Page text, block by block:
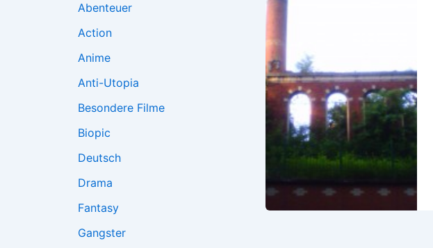
Abenteuer
Action
Anime
Anti-Utopia
Besondere Filme
Biopic
Deutsch
Drama
Fantasy
Gangster